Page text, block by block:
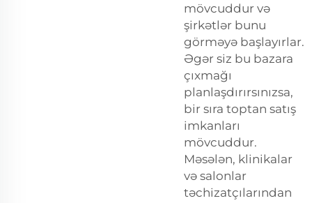
mövcuddur və
şirkətlər bunu
görməyə başlayırlar.
Əgər siz bu bazara
çıxmağı
planlaşdırırsınızsa,
bir sıra toptan satış
imkanları
mövcuddur.
Məsələn, klinikalar
və salonlar
təchizatçılarından